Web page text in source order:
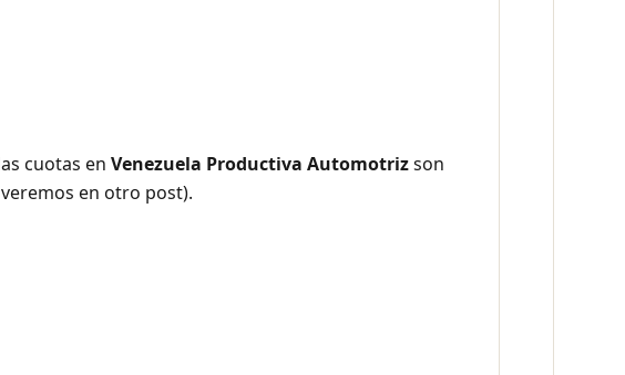
cuotas en Venezuela Productiva Automotrizson
en otro post).